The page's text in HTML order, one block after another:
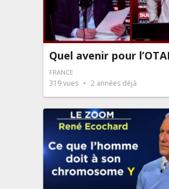
Quel avenir pour
FRANCE
319vues 2 années déjà